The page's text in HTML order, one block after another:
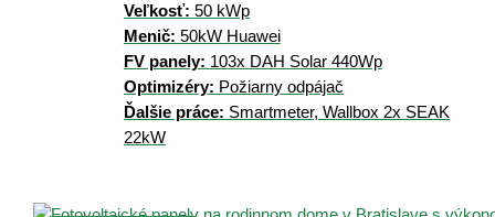
Veľkosť: 50 kWp
Menič: 50kW Huawei
FV panely: 103x DAH Solar 440Wp
Optimizéry: Požiarny odpájač
Ďalšie práce: Smartmeter, Wallbox 2x SEAK
22kW